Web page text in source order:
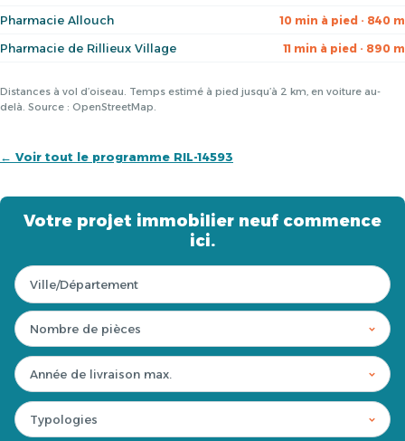
Pharmacie Allouch 10 min à pied · 840 m
Pharmacie de Rillieux Village 11 min à pied · 890 m
Distances à vol d’oiseau. Temps estimé à pied jusqu’à 2 km, en voiture au-
delà. Source : OpenStreetMap.
← Voir tout le programme RIL-14593
Votre projet immobilier neuf commence
ici.